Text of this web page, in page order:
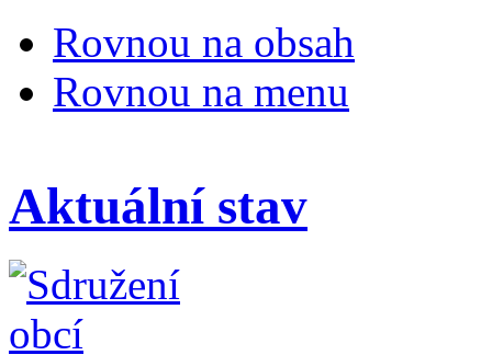
Rovnou na obsah
Rovnou na menu
Aktuální stav